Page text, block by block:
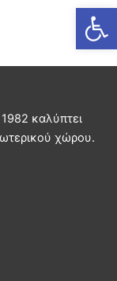
καλύπτει
χώρου.